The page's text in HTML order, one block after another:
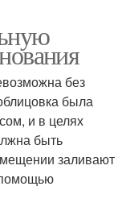
без
была
и в целях
быть
заливают